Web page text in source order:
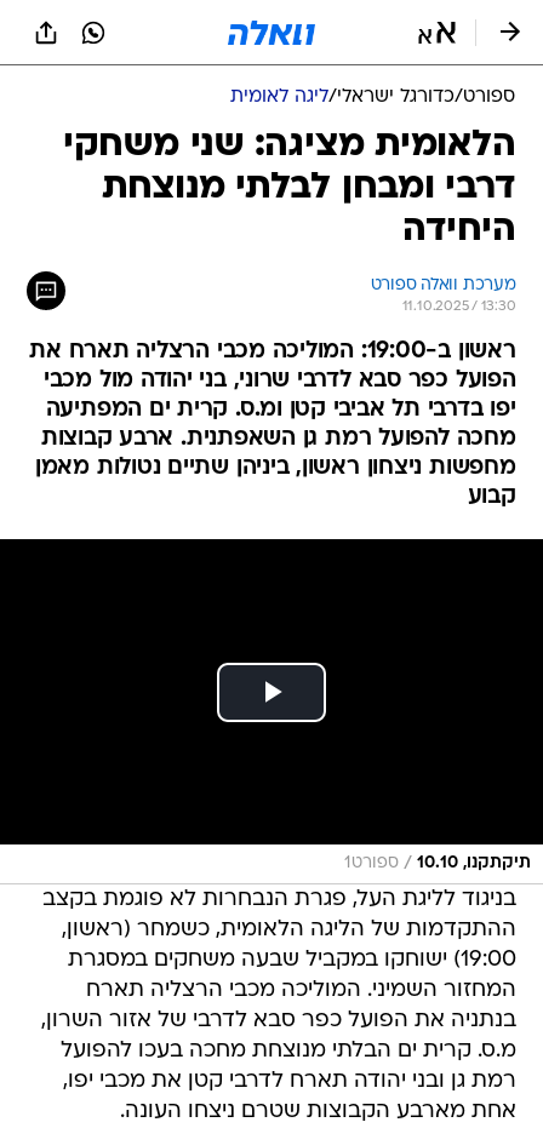
ספורט/כדורגל ישראלי/ליגה לאומית
הלאומית מציגה: שני משחקי
דרבי ומבחן לבלתי מנוצחת
היחידה
מערכת וואלה ספורט
11.10.2025 / 13:30
ראשון ב-19:00: המוליכה מכבי הרצליה תארח את
הפועל כפר סבא לדרבי שרוני, בני יהודה מול מכבי
יפו בדרבי תל אביבי קטן ומ.ס. קרית ים המפתיעה
מחכה להפועל רמת גן השאפתנית. ארבע קבוצות
מחפשות ניצחון ראשון, ביניהן שתיים נטולות מאמן
קבוע
תיקתקנו, 10.10 / ספורט1
בניגוד לליגת העל, פגרת הנבחרות לא פוגמת בקצב
ההתקדמות של הליגה הלאומית, כשמחר (ראשון,
19:00) ישוחקו במקביל שבעה משחקים במסגרת
המחזור השמיני. המוליכה מכבי הרצליה תארח
בנתניה את הפועל כפר סבא לדרבי של אזור השרון,
מ.ס. קרית ים הבלתי מנוצחת מחכה בעכו להפועל
רמת גן ובני יהודה תארח לדרבי קטן את מכבי יפו,
אחת מארבע הקבוצות שטרם ניצחו העונה.